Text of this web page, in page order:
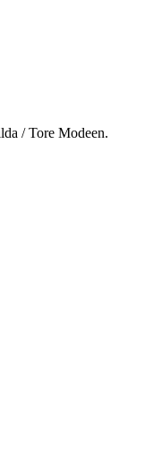
/ Tore Modeen.